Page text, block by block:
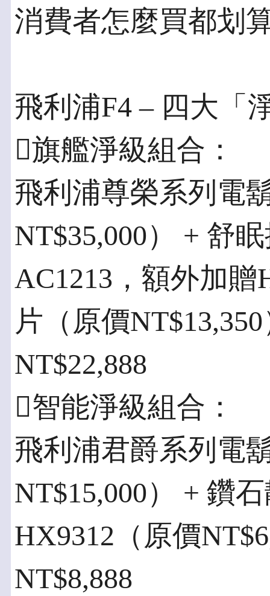
消費者怎麼買都划
飛利浦F4 – 四大「
旗艦淨級組合：
飛利浦尊榮系列電
NT$35,000） + 舒
AC1213，額外加
片（原價
NT$22,888
智能淨級組合：
飛利浦君爵系列電
NT$15,000） + 鑽
HX9312（原價
NT$8,888